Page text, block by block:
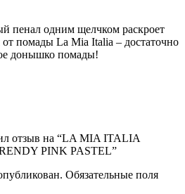
пенал одним щелчком раскроет
от помады La Mia Italia – достаточно
донышко помады!
отзыв на “LA MIA ITALIA
PINK PASTEL”
Обязательные поля